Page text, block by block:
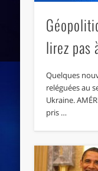
lirez pas
Quelques
reléguées au
Ukraine.
pris …